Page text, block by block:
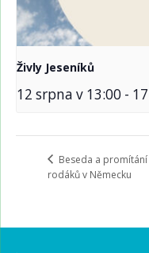
Živly Jeseníků
12 srpna v 13:00 -
Beseda a
rodáků v Německu